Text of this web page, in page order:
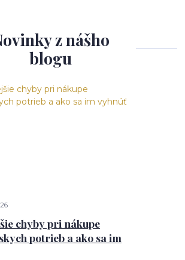
z nášho
blogu
chyby pri nákupe
potrieb a ako sa im